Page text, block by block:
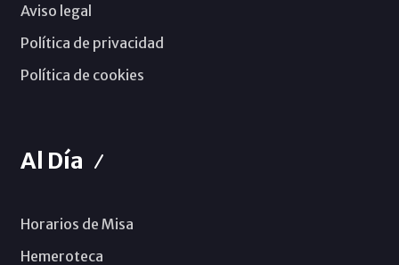
Aviso legal
Política de privacidad
Política de cookies
Al Día
Horarios de Misa
Hemeroteca